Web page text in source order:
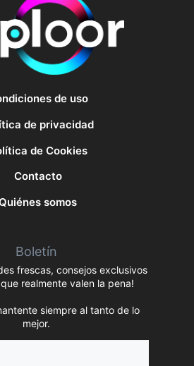
de uso
de privacidad
de Cookies
Contacto
somos
Boletín
frescas, consejos exclusivos
realmente valen la pena!
siempre al tanto de lo
mejor.